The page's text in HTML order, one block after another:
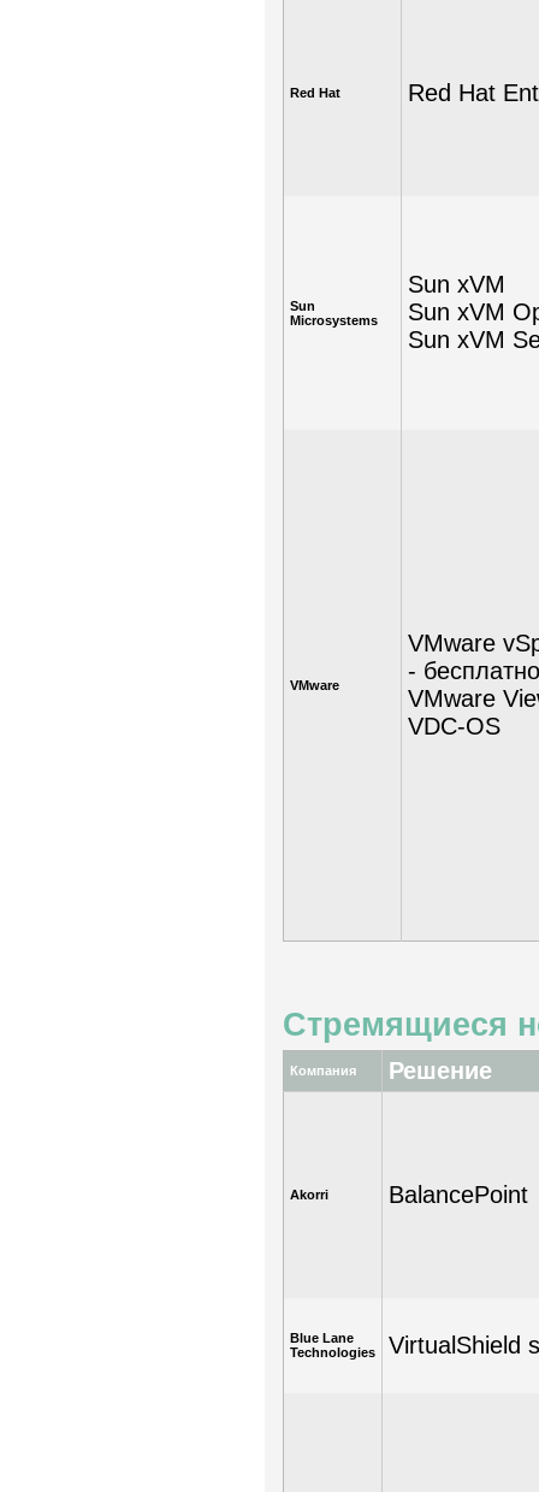
Red Hat Red Hat
Sun
Microsystems
Sun xVM
Sun xVM
Sun xVM
VMware
VMware
-
VMware
VDC-OS
Стремящиеся
Компания Решение
Akorri BalancePoint
Blue Lane
Technologies
VirtualShield